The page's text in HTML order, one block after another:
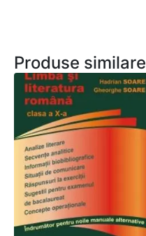
Produse similare